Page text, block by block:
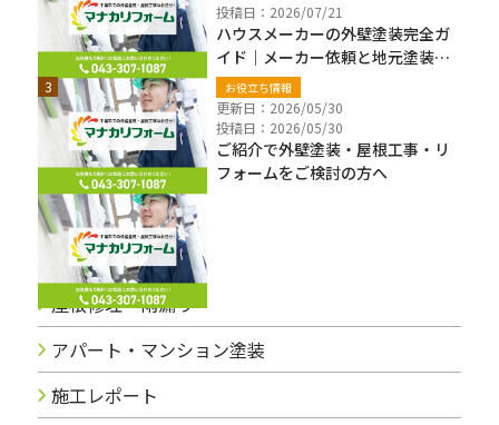
投稿日：2026/07/21
ハウスメーカーの外壁塗装完全ガ
イド｜メーカー依頼と地元塗装業
者の違い・費用・注意点【千葉
県】
お役立ち情報
更新日：2026/05/30
投稿日：2026/05/30
ご紹介で外壁塗装・屋根工事・リ
フォームをご検討の方へ
ブログカテゴリー
屋根修理・雨漏り
アパート・マンション塗装
施工レポート